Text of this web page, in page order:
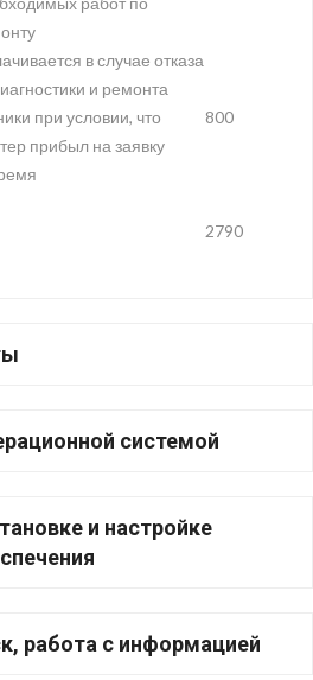
в случае отказа
и ремонта
при условии, что
прибыл на заявку
800
2790
системой
и настройке
работа с информацией